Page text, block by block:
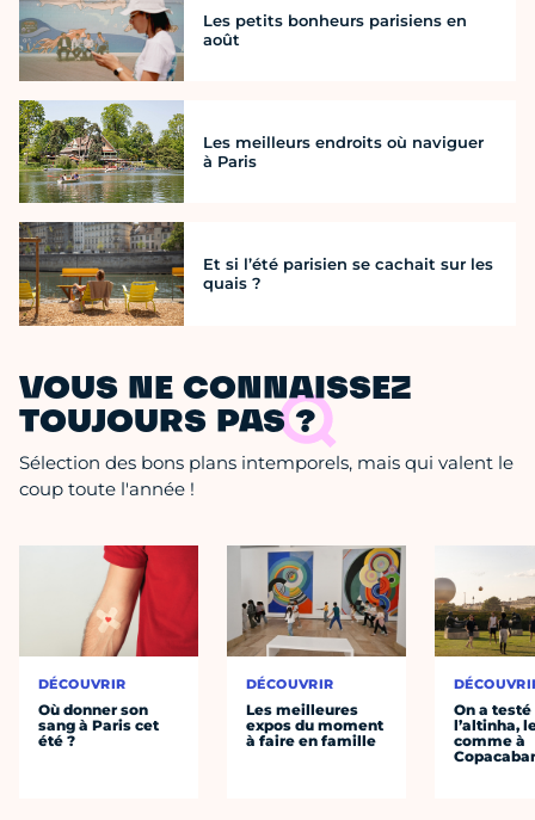
Les petits bonheurs parisiens en
août
Les meilleurs endroits où naviguer
à Paris
Et si l’été parisien se cachait sur les
quais ?
VOUS NE CONNAISSEZ
TOUJOURS PAS ?
Sélection des bons plans intemporels, mais qui valent le
coup toute l'année !
DÉCOUVRIR
Où donner son
sang à Paris cet
été ?
DÉCOUVRIR
Les meilleures
expos du moment
à faire en famille
On a testé
l’altinha,
comme à